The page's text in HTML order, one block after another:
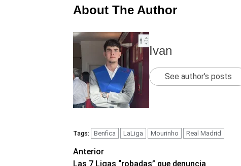
About The Author
Ivan
See author's posts
Tags: Benfica LaLiga Mourinho Real Madrid
Navegación
Anterior
Las 7 Ligas “robadas” que denuncia